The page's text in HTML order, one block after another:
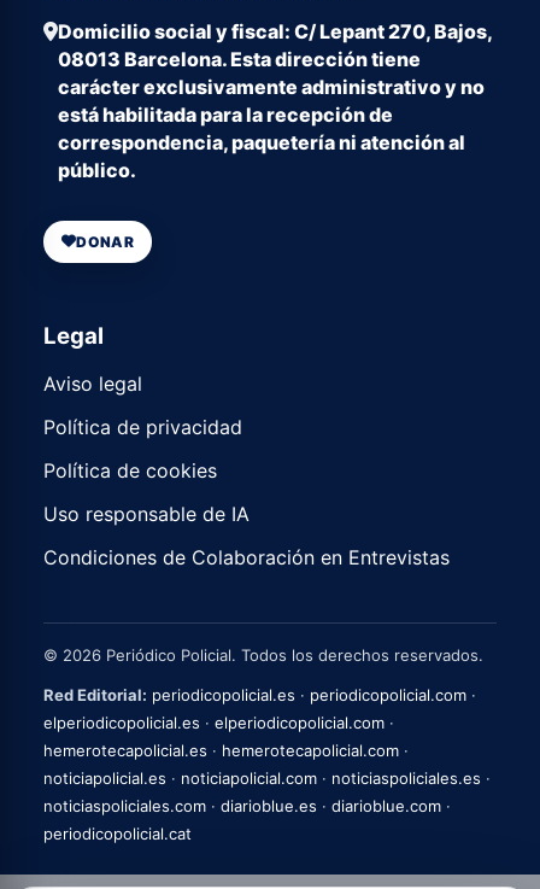
Domicilio social y fiscal: C/ Lepant 270, Bajos,
08013 Barcelona. Esta dirección tiene
carácter exclusivamente administrativo y no
está habilitada para la recepción de
correspondencia, paquetería ni atención al
público.
DONAR
Legal
Aviso legal
Política de privacidad
Política de cookies
Uso responsable de IA
Condiciones de Colaboración en Entrevistas
© 2026 Periódico Policial. Todos los derechos reservados.
Red Editorial: periodicopolicial.es · periodicopolicial.com ·
elperiodicopolicial.es · elperiodicopolicial.com ·
hemerotecapolicial.es · hemerotecapolicial.com ·
noticiapolicial.es · noticiapolicial.com · noticiaspoliciales.es ·
noticiaspoliciales.com · diarioblue.es · diarioblue.com ·
periodicopolicial.cat